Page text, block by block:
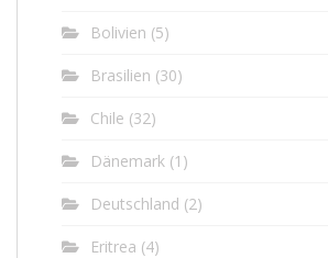
Bolivien (5)
Brasilien (30)
Chile (32)
Dänemark (1)
Deutschland (2)
Eritrea (4)